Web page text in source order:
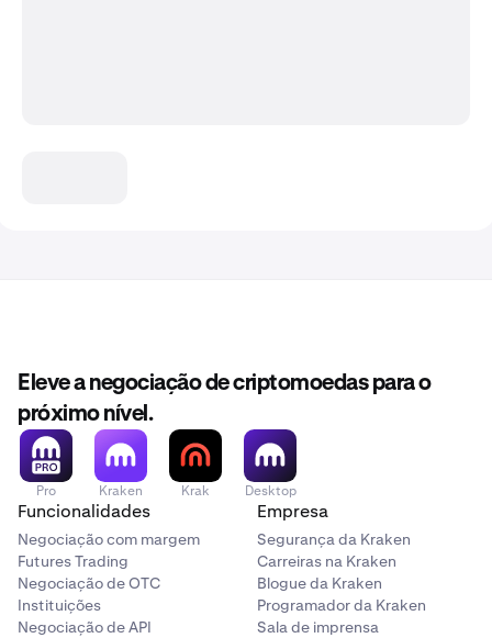
Eleve a negociação de criptomoedas para o
próximo nível.
Pro Kraken Krak Desktop
Funcionalidades
Negociação com margem
Futures Trading
Negociação de OTC
Instituições
Negociação de API
Empresa
Segurança da Kraken
Carreiras na Kraken
Blogue da Kraken
Programador da Kraken
Sala de imprensa